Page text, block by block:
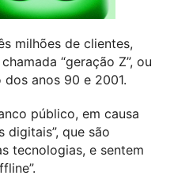
milhões de clientes,
“geração Z”, ou
anos 90 e 2001.
público, em causa
digitais”, que são
tecnologias, e sentem